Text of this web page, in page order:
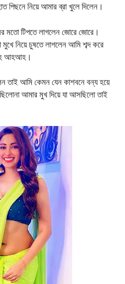
পিছনে নিয়ে আমার ব্রা খুলে দিলেন।
মতো টিপতে লাগলেন জোরে জোরে।
নিয়ে চুষতে লাগলেন আমি শব্দ করে
আহআহ।
তাই আমি কেমন যেন কাশবনে বন্য হয়ে
আমার মুখ দিয়ে যা আসছিলো তাই